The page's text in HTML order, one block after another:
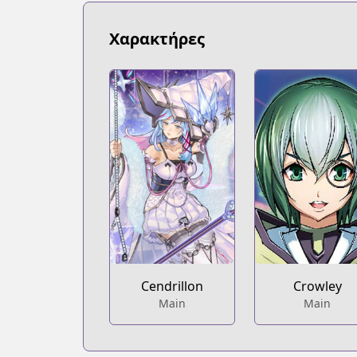
Χαρακτήρες
Cendrillon
Main
Crowley
Main